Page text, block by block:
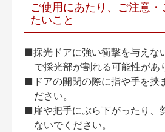
ご使用にあたり、ご注意・
たいこと
■採光ドアに強い衝撃を与えな
で採光部が割れる可能性があ
■ドアの開閉の際に指や手を挟
ださい。
■扉や把手にぶら下がったり、
ないでください。